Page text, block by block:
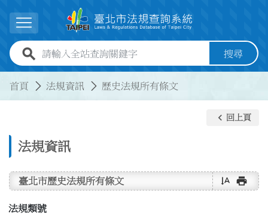
展開選單
全站查詢關鍵字欄位 搜尋
首頁 法規資訊 歷史法規所有條文
法規資訊
keyboard_arrow_left 回上頁
臺北市歷史法規所有條文 text_rotate_vertical print
法規類號